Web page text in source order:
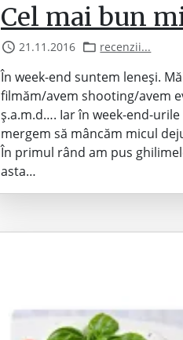
Cel mai bun
21.11.2016 recenzii...
În week-end suntem leneși.
filmăm/avem shooting/avem
ș.a.m.d…. Iar în week-end-
mergem să mâncăm micul
În primul rând am pus
asta…